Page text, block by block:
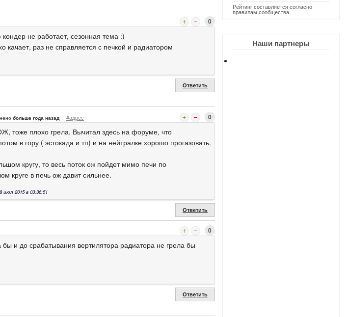
Рейтинг составляется согласно
правилам сообщества.
Наши партнеры
0
не работает, сезонная тема :)
качает, раз не справляется с печкой и радиатором
Ответить
больше года назад #адрес 0
тоже плохо грела. Вычитал здесь на форуме, что
в гору ( эстокада и тп) и на нейтралке хорошо прогазовать.
кругу, то весь поток ож пойдет мимо печи по
круге в печь ож давит сильнее.
2015 в 03:36:51
Ответить
0
и до срабатывания вертилятора радиатора не грела бы
Ответить